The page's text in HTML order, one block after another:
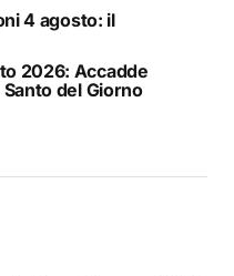
4 agosto: il
2026: Accadde
del Giorno